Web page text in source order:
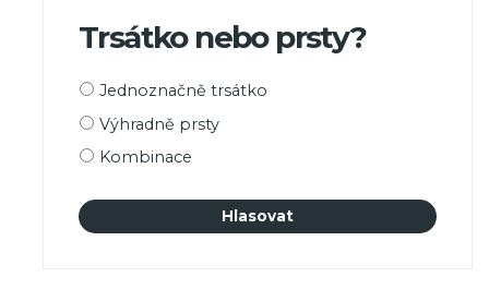
Trsátko nebo prsty?
Možnosti
Jednoznačně trsátko
Výhradně prsty
Kombinace